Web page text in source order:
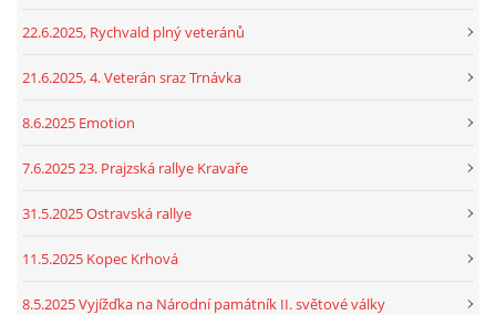
22.6.2025, Rychvald plný veteránů
21.6.2025, 4. Veterán sraz Trnávka
8.6.2025 Emotion
7.6.2025 23. Prajzská rallye Kravaře
31.5.2025 Ostravská rallye
11.5.2025 Kopec Krhová
8.5.2025 Vyjížďka na Národní památník II. světové války